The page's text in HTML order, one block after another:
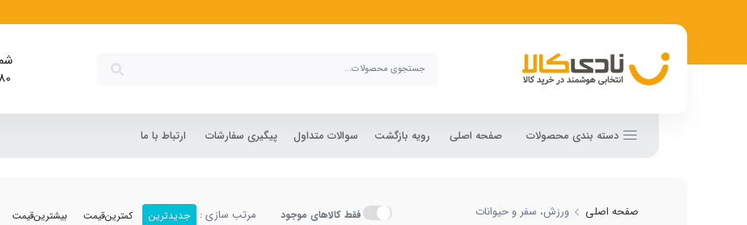
دسته بندی محصولات صفحه اصلی رویه بازگشت سوالات متداول پیگیری سفارشات ارتباط با ما
صفحه اصلی ورزش، سفر و حیوانات فقط کالاهای موجود مرتب سازی : جدیدترین کمترین‌قیمت بیشترین‌قیمت